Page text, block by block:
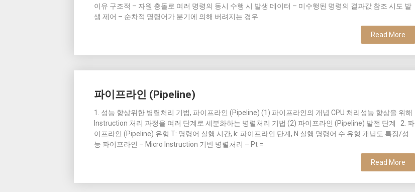
이유 구조적 – 자원 충돌로 여러 명령의 동시 수행 시 발생 데이터 – 미수행된 명령의 결과값 참조 시도 발
생 제어 – 순차적 명령어가 분기에 의해 버려지는 경우
Read More
파이프라인 (Pipeline)
1. 성능 향상위한 병렬처리 기법, 파이프라인 (Pipeline) (1) 파이프라인의 개념 CPU 처리성능 향상을 위해
Instruction 처리 과정을 여러 단계로 세분화하는 병렬처리 기법 (2) 파이프라인 (Pipeline) 발전 단계 2. 파
이프라인 (Pipeline) 유형 T: 명령어 실행 시간, k: 파이프라인 단계, N 실행 명령어 수 유형 개념도 특징/성
능 파이프라인 – Micro Instruction 기반 병렬처리 – Pt =
Read More